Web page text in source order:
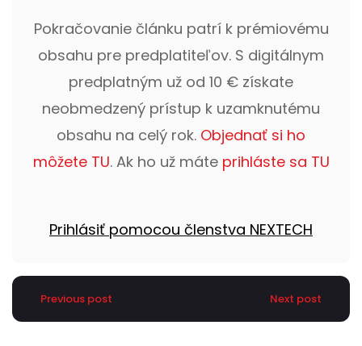
Pokračovanie článku patrí k prémiovému
obsahu pre predplatiteľov. S digitálnym
predplatným už od 10 € získate
neobmedzený prístup k uzamknutému
obsahu na celý rok. Objednať si ho
môžete TU. Ak ho už máte prihláste sa TU
Prihlásiť pomocou členstva NEXTECH
Previous post Next post